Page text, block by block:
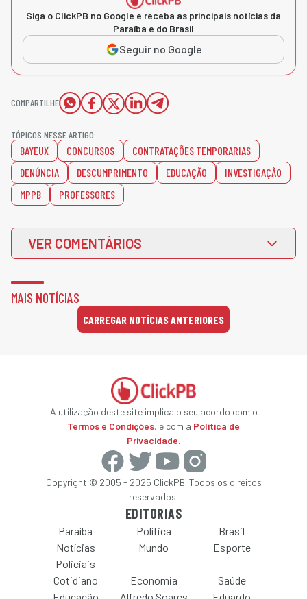
Siga o ClickPB no Google e receba as principais notícias da
Paraíba e do Brasil
Seguir no Google
COMPARTILHE
TÓPICOS NESSE ARTIGO:
BAYEUX CONCURSOS
CONTRATAÇÕES TEMPORARIAS
DENÚNCIA
DESCUMPRIMENTO EDUCAÇÃO
INVESTIGAÇÃO
MPPB
PROFESSORES
VER COMENTÁRIOS
MAIS NOTÍCIAS
CARREGAR NOTÍCIAS ANTERIORES
A utilização deste site implica o seu acordo com o
Termos e Condições, e com a Política de
Privacidade.
Copyright © 2005 - 2025 ClickPB. Todos os direitos
reservados.
EDITORIAS
Paraíba Política
Brasil
Notícias
Policiais
Mundo Esporte
Cotidiano Economia
Saúde